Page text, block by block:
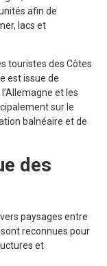
afin de
lacs et
touristes des Côtes
est issue de
et les
sur le
balnéaire et de
des
paysages entre
reconnues pour
et